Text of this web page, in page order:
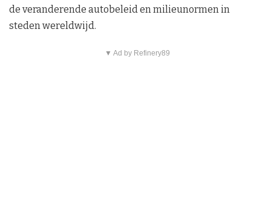
de veranderende autobeleid en milieunormen in
steden wereldwijd.
▼ Ad by Refinery89